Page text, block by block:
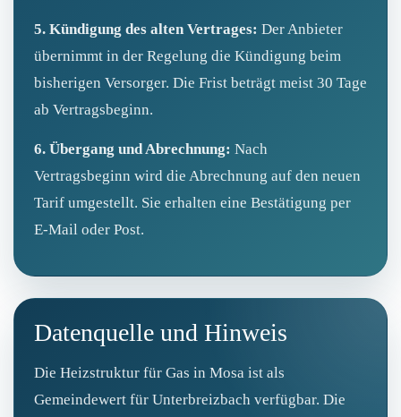
5. Kündigung des alten Vertrages: Der Anbieter
übernimmt in der Regelung die Kündigung beim
bisherigen Versorger. Die Frist beträgt meist 30 Tage
ab Vertragsbeginn.
6. Übergang und Abrechnung: Nach
Vertragsbeginn wird die Abrechnung auf den neuen
Tarif umgestellt. Sie erhalten eine Bestätigung per
E‑Mail oder Post.
Datenquelle und Hinweis
Die Heizstruktur für Gas in Mosa ist als
Gemeindewert für Unterbreizbach verfügbar. Die